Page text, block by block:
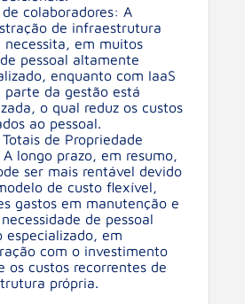
de colaboradores: A
de infraestrutura
necessita, em muitos
pessoal altamente
enquanto com IaaS
parte da gestão está
o qual reduz os custos
ao pessoal.
de Propriedade
A longo prazo, em resumo,
ser mais rentável devido
de custo flexível,
gastos em manutenção e
de pessoal
especializado, em
com o investimento
os custos recorrentes de
própria.